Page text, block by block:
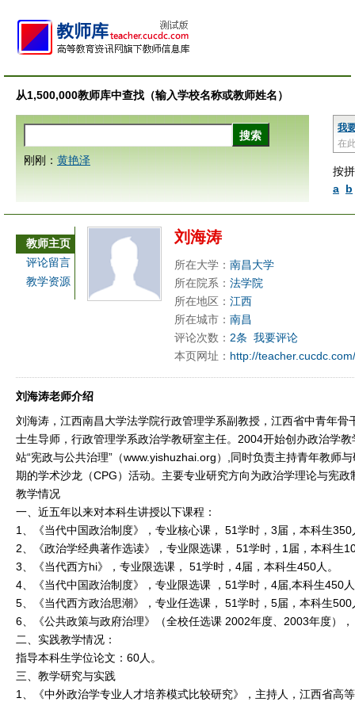
从1,500,000教师库中查找（输入学校名称或教师姓名）
我
在
按
a b
刚刚： 黄艳泽
教师主页
评论留言
教学资源
刘海涛
所在大学： 南昌大学
所在院系： 法学院
所在地区： 江西
所在城市： 南昌
评论次数： 2条 我要评论
本页网址： http://
刘海涛老师介绍
刘海涛，江西南昌大学法学院行政管理学系副教授，江西省中青年骨
士生导师，行政管理学系政治学教研室主任。2004开始创办政治学
站“宪政与公共治理”（www.yishuzhai.org）,同时负责主持青年教师
期的学术沙龙（CPG）活动。主要专业研究方向为政治学理论与宪政
教学情况
一、近五年以来对本科生讲授以下课程：
1、《当代中国政治制度》，专业核心课， 51学时，3届，本科生350
2、《政治学经典著作选读》，专业限选课， 51学时，1届，本科生
3、《当代西方hi》，专业限选课， 51学时，4届，本科生450人。
4、《当代中国政治制度》，专业限选课 ，51学时，4届,本科生450
5、《当代西方政治思潮》，专业任选课， 51学时，5届，本科生500
6、《公共政策与政府治理》（全校任选课 2002年度、2003年度）
二、实践教学情况：
指导本科生学位论文：60人。
三、教学研究与实践
1、《中外政治学专业人才培养模式比较研究》，主持人，江西省高